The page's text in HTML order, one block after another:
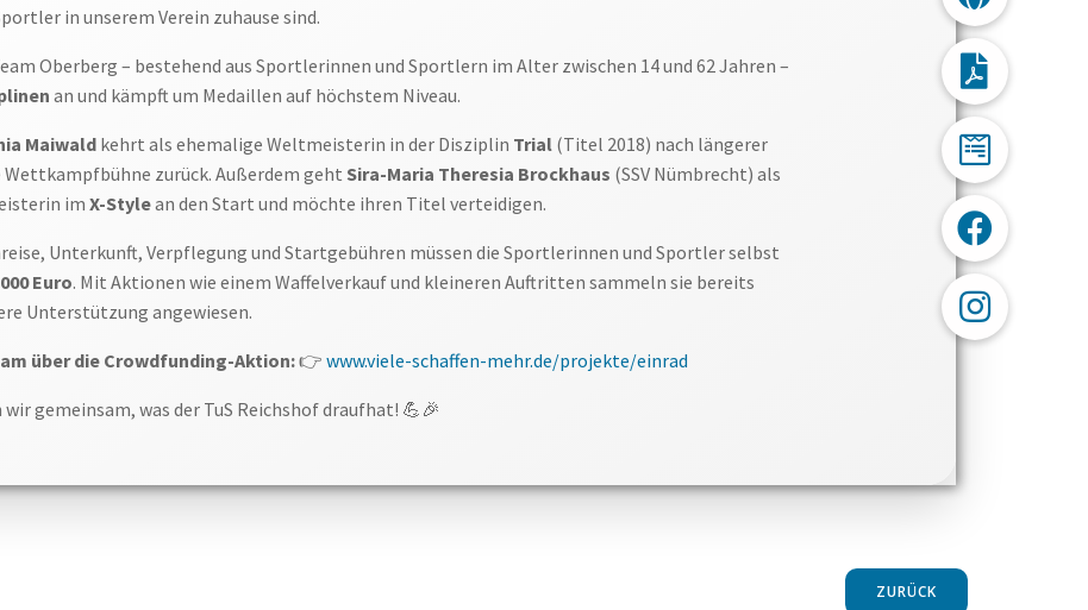
in unserem Verein zuhause sind.
Oberberg – bestehend aus Sportlerinnen und Sportlern im Alter zwischen 14 und 62 Jahren –
an und kämpft um Medaillen auf höchstem Niveau.
Maiwald kehrt als ehemalige Weltmeisterin in der Disziplin Trial (Titel 2018) nach längerer
zurück. Außerdem geht Sira-Maria Theresia Brockhaus (SSV Nümbrecht) als
imX-Stylean den Start und möchte ihren Titel verteidigen.
Unterkunft, Verpflegung und Startgebühren müssen die Sportlerinnen und Sportler selbst
Euro. Mit Aktionen wie einem Waffelverkauf und kleineren Auftritten sammeln sie bereits
Unterstützung angewiesen.
über die Crowdfunding-Aktion:👉www.viele-schaffen-mehr.de/projekte/einrad
gemeinsam, was der TuS Reichshof draufhat! 💪🎉
ZURÜCK